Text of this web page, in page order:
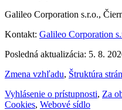
Galileo Corporation s.r.o.,
Kontakt: Galileo Corporation
Posledná aktualizácia: 5. 8.
Zmena vzhľadu, Štruktúra
Vyhlásenie o prístupnosti, Za
Cookies, Webové sídlo